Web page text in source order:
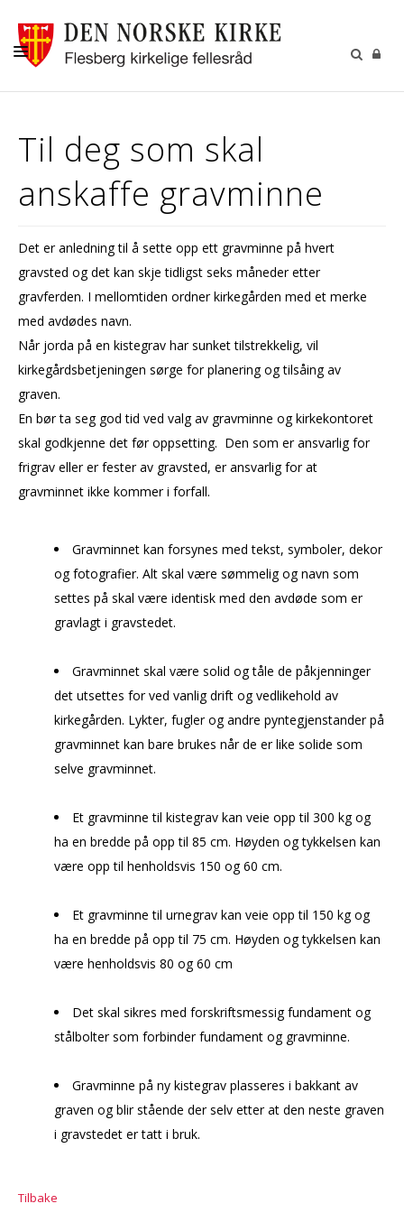
BARN OG UNGE
KALENDER
KONTAKT
MISJON
Til deg som skal
anskaffe gravminne
Det er anledning til å sette opp ett gravminne på hvert
gravsted og det kan skje tidligst seks måneder etter
gravferden. I mellomtiden ordner kirkegården med et merke
med avdødes navn.
Når jorda på en kistegrav har sunket tilstrekkelig, vil
kirkegårdsbetjeningen sørge for planering og tilsåing av
graven.
En bør ta seg god tid ved valg av gravminne og kirkekontoret
skal godkjenne det før oppsetting. Den som er ansvarlig for
frigrav eller er fester av gravsted, er ansvarlig for at
gravminnet ikke kommer i forfall.
Gravminnet kan forsynes med tekst, symboler, dekor
og fotografier. Alt skal være sømmelig og navn som
settes på skal være identisk med den avdøde som er
gravlagt i gravstedet.
Gravminnet skal være solid og tåle de påkjenninger
det utsettes for ved vanlig drift og vedlikehold av
kirkegården. Lykter, fugler og andre pyntegjenstander på
gravminnet kan bare brukes når de er like solide som
selve gravminnet.
Et gravminne til kistegrav kan veie opp til 300 kg og
ha en bredde på opp til 85 cm. Høyden og tykkelsen kan
være opp til henholdsvis 150 og 60 cm.
Et gravminne til urnegrav kan veie opp til 150 kg og
ha en bredde på opp til 75 cm. Høyden og tykkelsen kan
være henholdsvis 80 og 60 cm
Det skal sikres med forskriftsmessig fundament og
stålbolter som forbinder fundament og gravminne.
Gravminne på ny kistegrav plasseres i bakkant av
graven og blir stående der selv etter at den neste graven
i gravstedet er tatt i bruk.
Tilbake